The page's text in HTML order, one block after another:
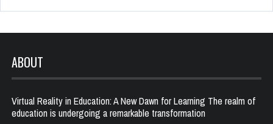
ABOUT
Virtual Reality in Education: A New Dawn for Learning The realm of
education is undergoing a remarkable transformation